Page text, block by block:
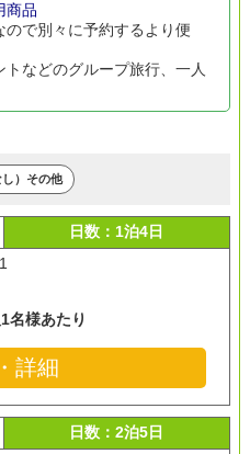
商品
で別々に予約するより便
などのグループ旅行、一人
）その他
日数：1泊4日
名様あたり
詳細
日数：2泊5日